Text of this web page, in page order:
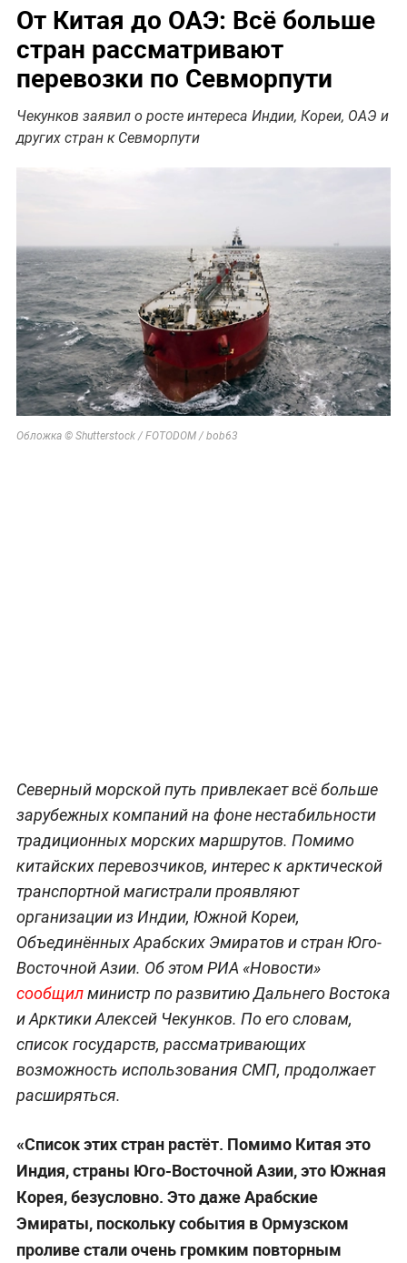
От Китая до ОАЭ: Всё больше
стран рассматривают
перевозки по Севморпути
Чекунков заявил о росте интереса Индии, Кореи, ОАЭ и
других стран к Севморпути
Обложка © Shutterstock / FOTODOM / bob63
Северный морской путь привлекает всё больше
зарубежных компаний на фоне нестабильности
традиционных морских маршрутов. Помимо
китайских перевозчиков, интерес к арктической
транспортной магистрали проявляют
организации из Индии, Южной Кореи,
Объединённых Арабских Эмиратов и стран Юго-
Восточной Азии. Об этом РИА «Новости»
сообщилминистр по развитию Дальнего Востока
и Арктики Алексей Чекунков. По его словам,
список государств, рассматривающих
возможность использования СМП, продолжает
расширяться.
«Список этих стран растёт. Помимо Китая это
Индия, страны Юго-Восточной Азии, это Южная
Корея, безусловно. Это даже Арабские
Эмираты, поскольку события в Ормузском
проливе стали очень громким повторным